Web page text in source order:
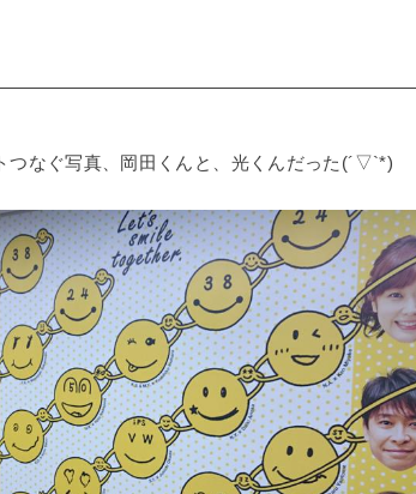
つなぐ写真、岡田くんと、光くんだった(´▽`*)